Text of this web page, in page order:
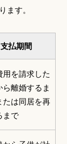
す。
支払期間
用を請求した
ら離婚するま
たは同居を再
まで